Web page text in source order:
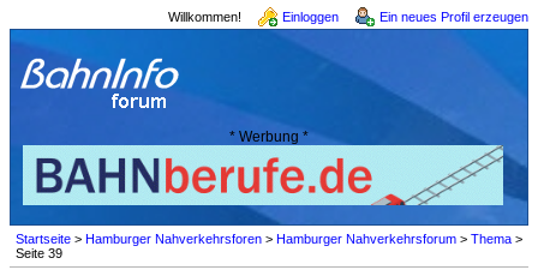
Willkommen! Einloggen Ein neues Profil erzeugen
* Werbung *
Startseite > Hamburger Nahverkehrsforen > Hamburger Nahverkehrsforum > Thema >
Seite 39